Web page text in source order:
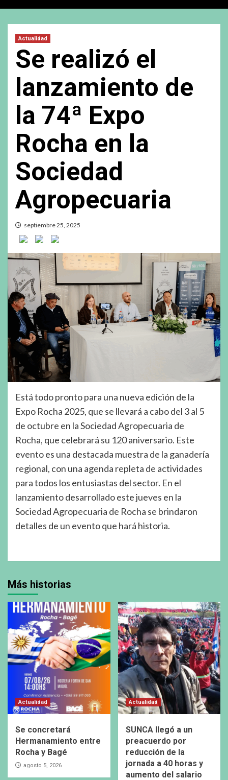
Actualidad
Se realizó el
lanzamiento de
la 74ª Expo
Rocha en la
Sociedad
Agropecuaria
septiembre 25, 2025
Está todo pronto para una nueva edición de la
Expo Rocha 2025, que se llevará a cabo del 3 al 5
de octubre en la Sociedad Agropecuaria de
Rocha, que celebrará su 120 aniversario. Este
evento es una destacada muestra de la ganadería
regional, con una agenda repleta de actividades
para todos los entusiastas del sector. En el
lanzamiento desarrollado este jueves en la
Sociedad Agropecuaria de Rocha se brindaron
detalles de un evento que hará historia.
Más historias
Actualidad
Se concretará
Hermanamiento entre
Rocha y Bagé
agosto 5, 2026
Actualidad
SUNCA llegó a un
preacuerdo por
reducción de la
jornada a 40 horas y
aumento del salario